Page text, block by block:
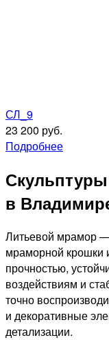
СЛ_9
23 200 руб.
Подробнее
в
Литьевой мрамор
мраморной крошки
прочностью,
воздействиям и
точно
и декоративные
детализации.